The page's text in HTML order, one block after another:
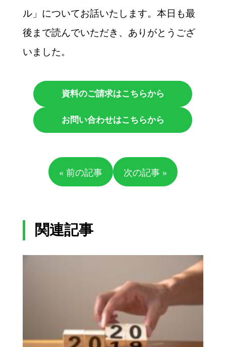
ル」についてお話いたします。本日も最
後まで読んでいただき、ありがとうござ
いました。
資料のご請求はこちらから
お問い合わせはこちらから
« 前の記事 次の記事 »
関連記事